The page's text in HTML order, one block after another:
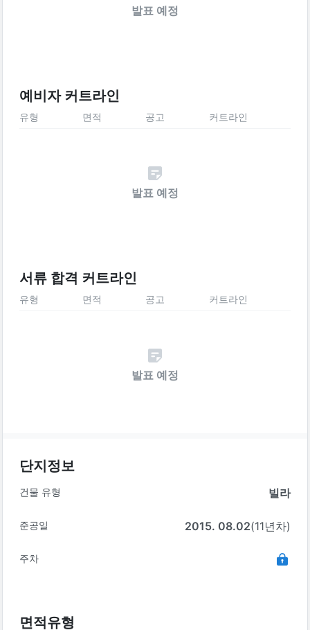
발표 예정
예비자 커트라인
유형 면적 공고 커트라인
발표 예정
서류 합격 커트라인
유형 면적 공고 커트라인
발표 예정
단지정보
건물 유형 빌라
준공일 2015. 08.02(11년차)
주차
면적유형